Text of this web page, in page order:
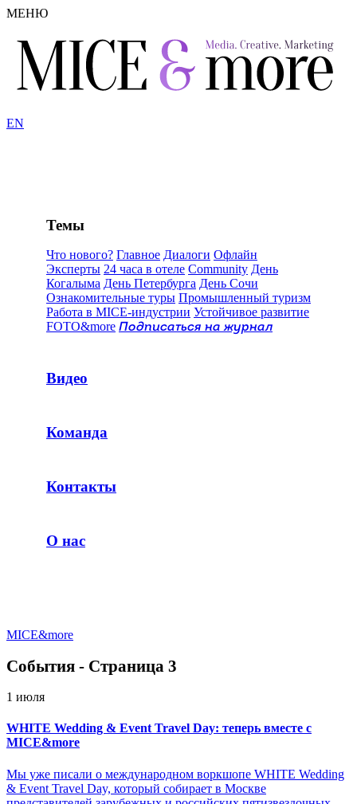
МЕНЮ
EN
Темы
Что нового? Главное Диалоги Офлайн
Эксперты 24 часа в отеле Community День
Когалыма День Петербурга День Сочи
Ознакомительные туры Промышленный туризм
Работа в MICE-индустрии Устойчивое развитие
FOTO&more Подписаться на журнал
Видео
Команда
Контакты
О нас
MICE&more
События - Страница 3
1 июля
WHITE Wedding & Event Travel Day: теперь вместе с
MICE&more
Мы уже писали о международном воркшопе WHITE Wedding
& Event Travel Day, который собирает в Москве